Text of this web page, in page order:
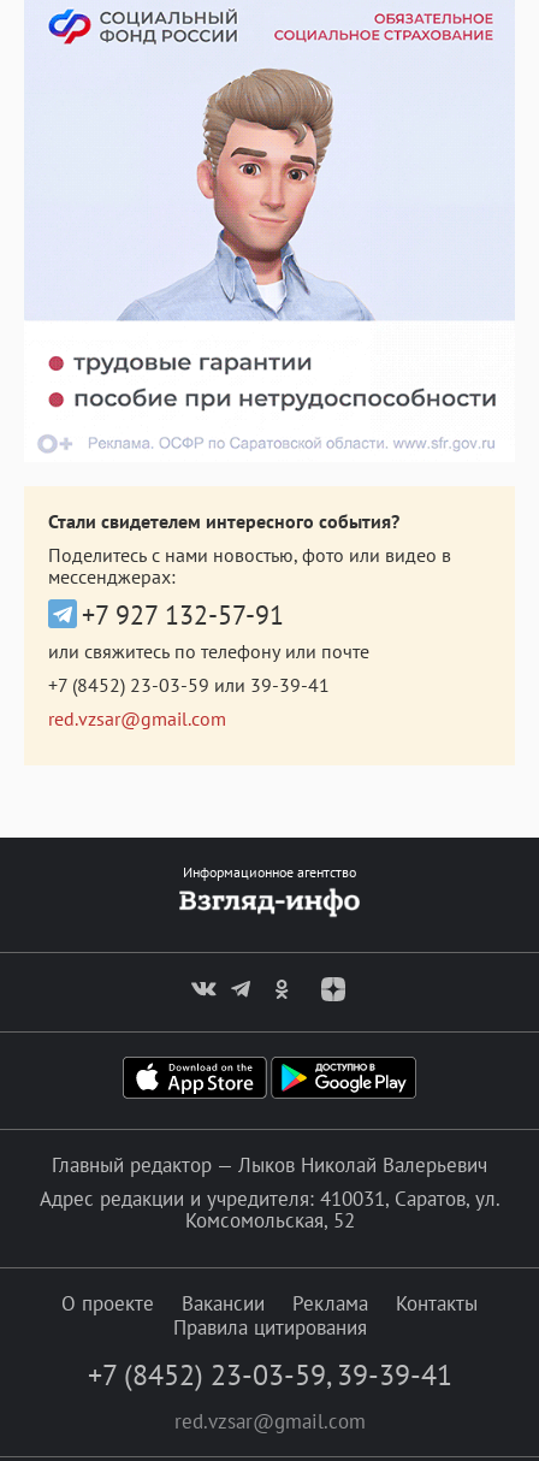
Стали свидетелем интересного события?
Поделитесь с нами новостью, фото или видео в
мессенджерах:
+7 927 132-57-91
или свяжитесь по телефону или почте
+7 (8452) 23-03-59 или 39-39-41
red.vzsar@gmail.com
Информационное агентство
Главный редактор — Лыков Николай Валерьевич
Адрес редакции и учредителя: 410031, Саратов, ул.
Комсомольская, 52
О проекте Вакансии Реклама
Контакты
Правила цитирования
+7 (8452) 23-03-59, 39-39-41
red.vzsar@gmail.com